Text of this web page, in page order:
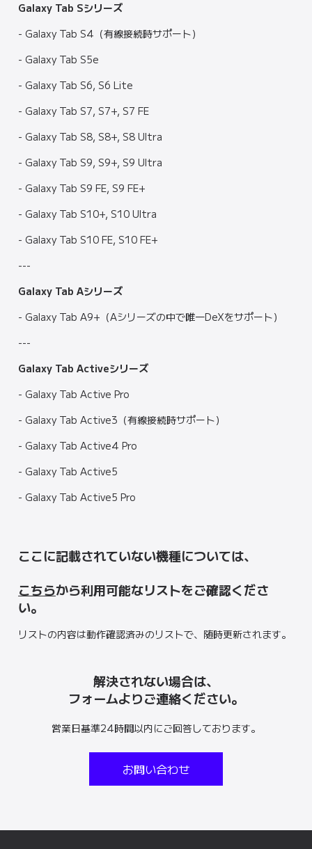
Galaxy Tab Sシリーズ
- Galaxy Tab S4（有線接続時サポート）
- Galaxy Tab S5e
- Galaxy Tab S6, S6 Lite
- Galaxy Tab S7, S7+, S7 FE
- Galaxy Tab S8, S8+, S8 Ultra
- Galaxy Tab S9, S9+, S9 Ultra
- Galaxy Tab S9 FE, S9 FE+
- Galaxy Tab S10+, S10 Ultra
- Galaxy Tab S10 FE, S10 FE+
---
Galaxy Tab Aシリーズ
- Galaxy Tab A9+（Aシリーズの中で唯一DeXをサポート）
---
Galaxy Tab Activeシリーズ
- Galaxy Tab Active Pro
- Galaxy Tab Active3（有線接続時サポート）
- Galaxy Tab Active4 Pro
- Galaxy Tab Active5
- Galaxy Tab Active5 Pro
ここに記載されていない機種については、
こちらから利用可能なリストをご確認くださ
い。
リストの内容は動作確認済みのリストで、随時更新されます。
解決されない場合は、
フォームよりご連絡ください。
営業日基準24時間以内にご回答しております。
お問い合わせ